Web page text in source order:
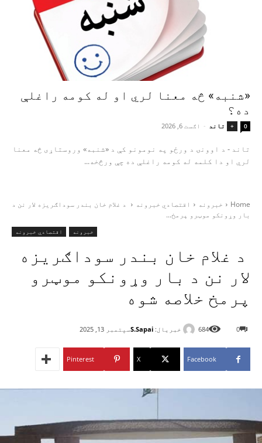
«شنبه» څه معنا لري او له کومه راغلې
ده؟
+ تاند - اګست 6, 2026 0
تاند - د اوونۍ د ورځو په نومونو کې د «شنبه» وروستاړی څه معنا
لري او دا کلمه له کومه راغلې ده چې ورڅخه...